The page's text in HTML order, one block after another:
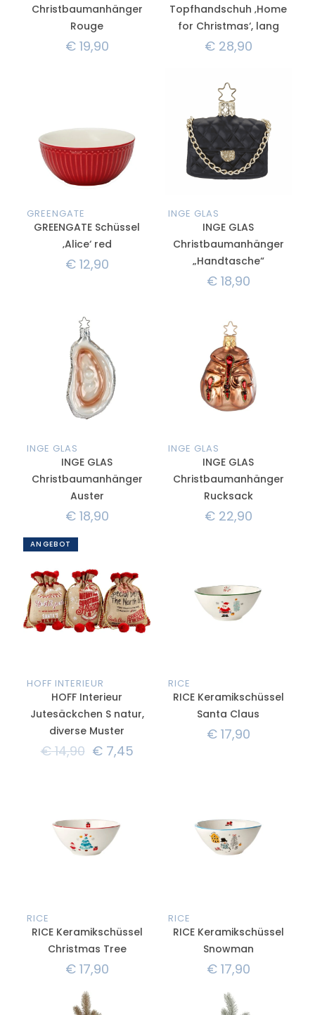
Christbaumanhänger
Rouge
€19,90
Topfhandschuh ‚Home
for Christmas‘, lang
€28,90
GREENGATE
GREENGATE Schüssel
‚Alice‘ red
€12,90
INGE GLAS
INGE GLAS
Christbaumanhänger
„Handtasche“
€18,90
INGE GLAS
INGE GLAS
Christbaumanhänger
Auster
€18,90
INGE GLAS
INGE GLAS
Christbaumanhänger
Rucksack
€22,90
ANGEBOT
HOFF INTERIEUR
HOFF Interieur
Jutesäckchen S natur,
diverse Muster
€14,90 €7,45
RICE
RICE Keramikschüssel
Santa Claus
€17,90
RICE
RICE Keramikschüssel
Christmas Tree
€17,90
RICE
RICE Keramikschüssel
Snowman
€17,90